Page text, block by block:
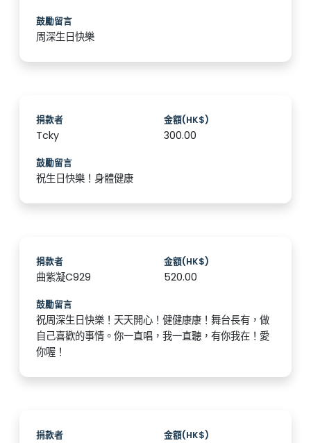
鼓勵留言
周深生日快樂️
捐款者
Tcky
金額(HK$)
300.00
鼓勵留言
祝生日快樂！身體健康
捐款者
曲紫凝C929
金額(HK$)
520.00
鼓勵留言
祝周深生日快樂！天天開心！健健康康！舞台長有，做
自己喜歡的事情。你一直唱，我一直聽，有你我在！愛
你喔！
捐款者 金額(HK$)